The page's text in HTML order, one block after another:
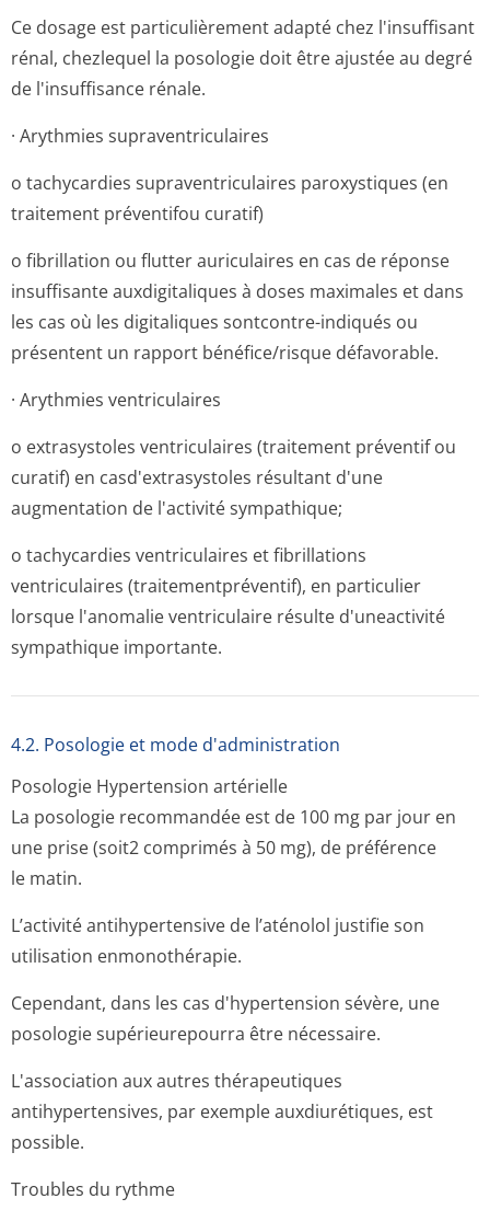
Ce dosage est particulièrement adapté chez l'insuffisant
rénal, chezlequel la posologie doit être ajustée au degré
de l'insuffisance rénale.
· Arythmies supraventriculaires
o tachycardies supraventriculaires paroxystiques (en
traitement préventifou curatif)
o fibrillation ou flutter auriculaires en cas de réponse
insuffisante auxdigitaliques à doses maximales et dans
les cas où les digitaliques sontcontre-indiqués ou
présentent un rapport bénéfice/risque défavorable.
· Arythmies ventriculaires
o extrasystoles ventriculaires (traitement préventif ou
curatif) en casd'extrasystoles résultant d'une
augmentation de l'activité sympathique;
o tachycardies ventriculaires et fibrillations
ventriculaires (traitementpré­ventif), en particulier
lorsque l'anomalie ventriculaire résulte d'uneactivité
sympathique importante.
4.2. Posologie et mode d'administration
Posologie Hypertension artérielle
La posologie recommandée est de 100 mg par jour en
une prise (soit2 comprimés à 50 mg), de préférence
le matin.
L’activité antihypertensive de l’aténolol justifie son
utilisation enmonothérapie.
Cependant, dans les cas d'hypertension sévère, une
posologie supérieurepourra être nécessaire.
L'association aux autres thérapeutiques
antihypertensives, par exemple auxdiurétiques, est
possible.
Troubles du rythme